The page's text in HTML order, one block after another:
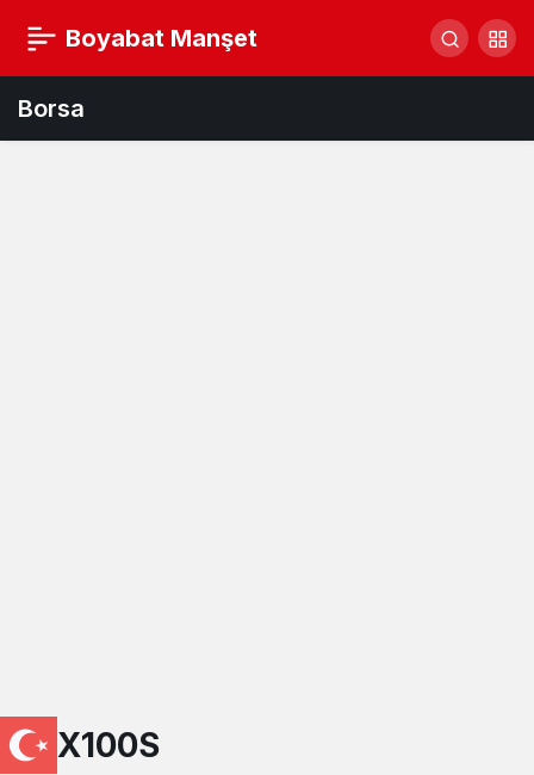
Boyabat Manşet
Borsa
X100S